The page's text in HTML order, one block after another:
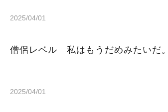
2025/04/01
僧侶レベル 私はもうだめみたいだ。
2025/04/01